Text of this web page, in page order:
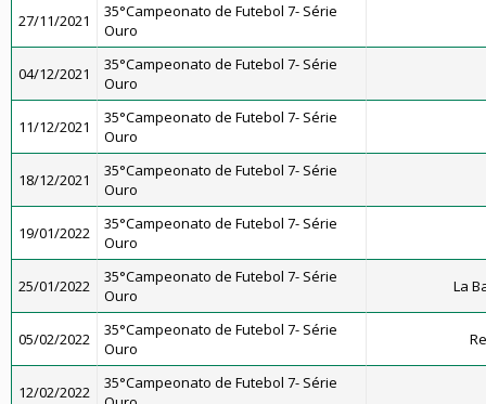
27/11/2021
35°Campeonato de Futebol 7- Série
Ouro
04/12/2021
35°Campeonato de Futebol 7- Série
Ouro
11/12/2021
35°Campeonato de Futebol 7- Série
Ouro
18/12/2021
35°Campeonato de Futebol 7- Série
Ouro
19/01/2022
35°Campeonato de Futebol 7- Série
Ouro
25/01/2022
35°Campeonato de Futebol 7- Série
Ouro
La
05/02/2022
35°Campeonato de Futebol 7- Série
Ouro
12/02/2022
35°Campeonato de Futebol 7- Série